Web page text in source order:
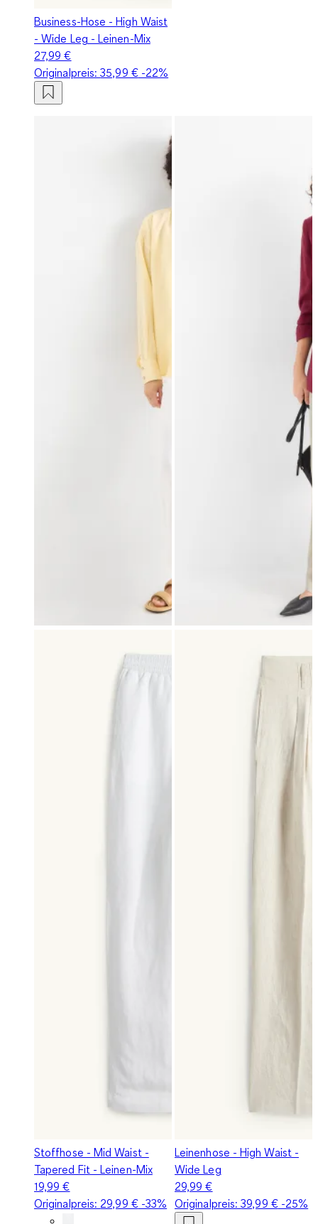
Business-Hose - High Waist
- Wide Leg - Leinen-Mix
27,99 €
Originalpreis:35,99 €-22%
Stoffhose - Mid Waist -
Tapered Fit - Leinen-Mix
19,99 €
Originalpreis: 29,99 €-33%
Leinenhose - High Waist -
Wide Leg
29,99 €
Originalpreis:39,99 €-25%